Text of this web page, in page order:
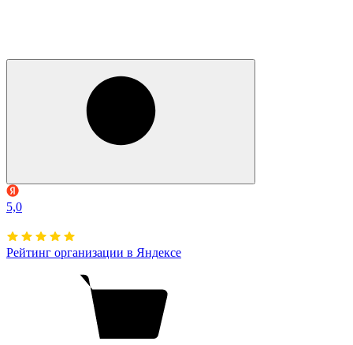
5,0
Рейтинг организации в Яндексе